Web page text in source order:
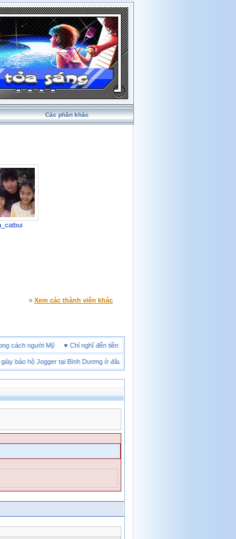
Các phần khác
» Xem các thành viên khác
Phong cách người Mỹ ♥Chỉ nghĩ đến tiền cũng làm người ta ích kỷ
bảo hộ Jogger tại Bình Dương ở đâu tốt♥